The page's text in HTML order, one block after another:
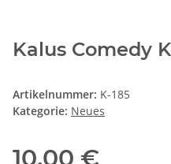
Kalus Comedy
Artikelnummer: K-185
Kategorie: Neues
10,00 €